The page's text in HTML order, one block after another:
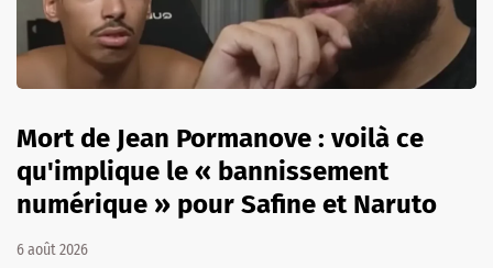
Mort de Jean Pormanove : voilà ce
qu'implique le « bannissement
numérique » pour Safine et Naruto
6 août 2026